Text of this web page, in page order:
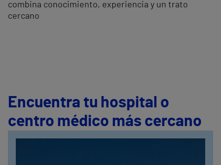
combina conocimiento, experiencia y un trato
cercano
Encuentra tu hospital o
centro médico más cercano